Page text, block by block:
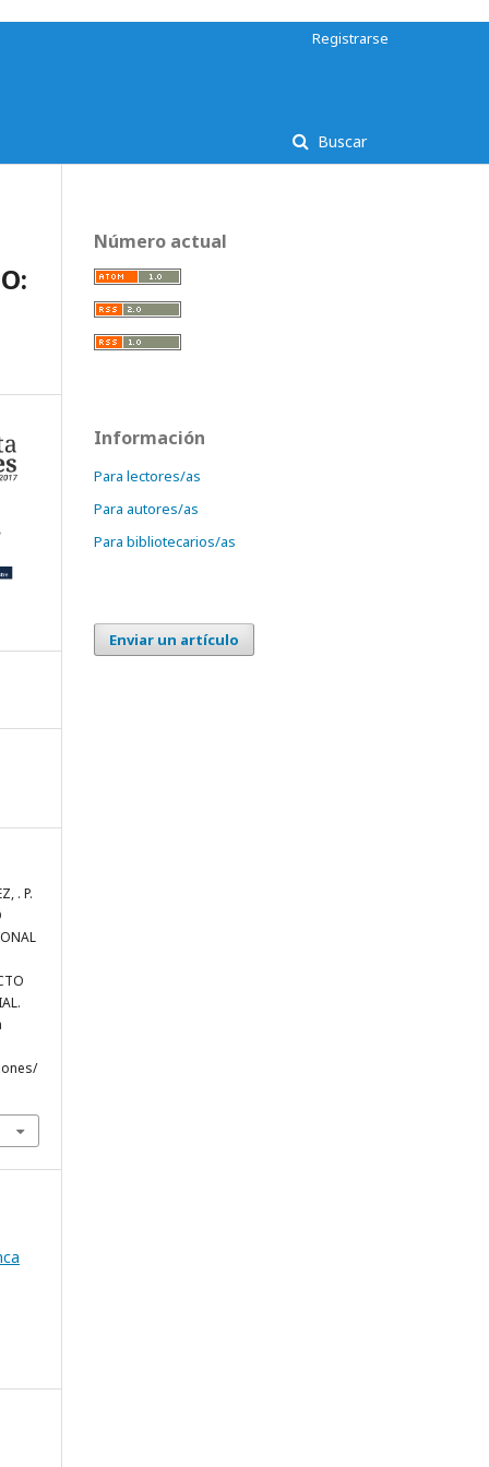
Buscar
Registrarse
. P.
Número actual
Información
Para lectores/as
Para autores/as
Para bibliotecarios/as
Enviar un artículo